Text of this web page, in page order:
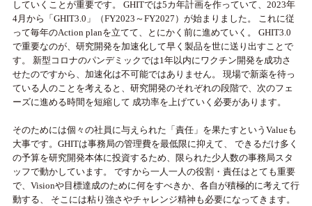
していくことが重要です。 GHITでは5カ年計画を作っていて、2023年
4月から「GHIT3.0」（FY2023～FY2027）が始まりました。 これに従
って毎年のAction planを立てて、とにかく前に進めていく。 GHIT3.0
で重要なのが、研究開発を加速化して早く製品を世に送り出すことで
す。 新型コロナのパンデミックでは1年以内にワクチン開発を成功さ
せたのですから、加速化は不可能ではありません。 現場で新薬を待っ
ている人のことを考えると、研究開発のそれぞれの段階で、次のフェ
ーズに進める時間を短縮して 成功率を上げていく必要があります。
そのためには個々の社員に与えられた「責任」を果たすというValueも
大事です。GHITは事務局の管理費を最低限に抑えて、 できるだけ多く
の予算を研究開発本体に投資するため、限られた少人数の事務局スタ
ッフで動かしています。 ですから一人一人の役割・責任はとても重要
で、Visionや目標達成のために何をすべきか、各自が積極的に考えて行
動する、 そこには粘り強さやチャレンジ精神も必要になってきます。